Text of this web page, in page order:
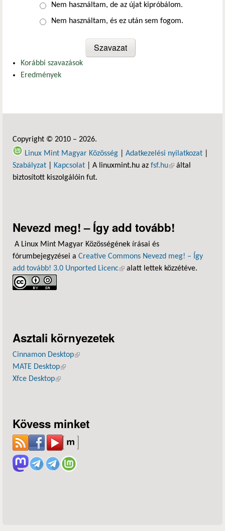
Nem használtam, de az újat kipróbálom.
Nem használtam, és ez után sem fogom.
Korábbi szavazások
Eredmények
Copyright © 2010 – 2026.
Linux Mint Magyar Közösség
Adatkezelési nyilatkozat
Szabályzat
Kapcsolat | A linuxmint.hu az fsf.hu(külső hivatkozás)
által
biztosított kiszolgálóin fut.
Nevezd meg! – Így add tovább!
A Linux Mint Magyar Közösségének írásai és
fórumbejegyzései a Creative Commons Nevezd meg! – Így
add tovább! 3.0 Unported Licenc(külső hivatkozás)
alatt lettek közzétéve.
Asztali környezetek
Cinnamon Desktop(külső hivatkozás)
MATE Desktop(külső hivatkozás)
Xfce Desktop(külső hivatkozás)
Kövess minket